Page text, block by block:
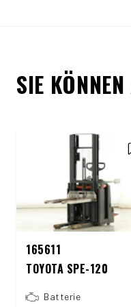
SIE
165611
TOYOTA SPE-120
Batterie